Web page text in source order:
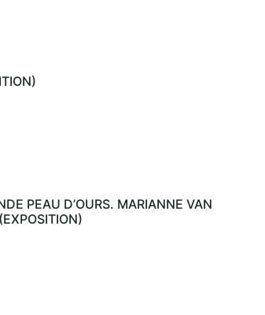
PEAU D’OURS. MARIANNE VAN